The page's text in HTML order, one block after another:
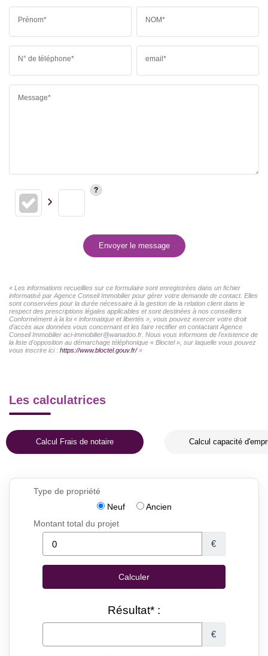
Prénom* NOM*
N° de téléphone* email*
Message*
Envoyer le message
« Les informations recueillies sur ce formulaire sont enregistrées dans un fichier
informatisé par Agence Conseil Immobilier pour gérer votre demande de contact. Elles
sont conservées pour la durée nécessaire à la gestion de la relation client dans le
respect des prescriptions légales applicables et sont destinées à nos conseillers
Conformément à la loi « informatique et libertés », vous pouvez exercer votre droit
d'accès aux données vous concernant et les faire rectifier en contactant Agence
Conseil Immobilier aci-immobilier@wanadoo.fr. Nous vous informons de l'existence de
la liste d'opposition au démarchage téléphonique « Bloctel », sur laquelle vous pouvez
vous inscrire ici : https://www.bloctel.gouv.fr/»
Les calculatrices
Calcul Frais de notaire Calcul capacité